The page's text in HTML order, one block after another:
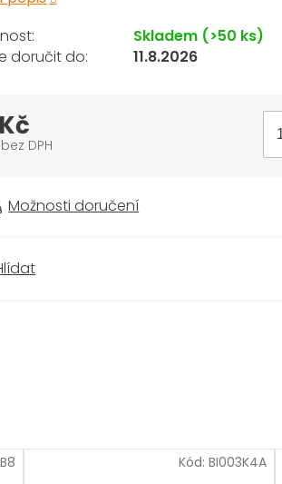
Skladem (>50 ks)
11.8.2026
DPH
Možnosti doručení
Kód: BI003K4A